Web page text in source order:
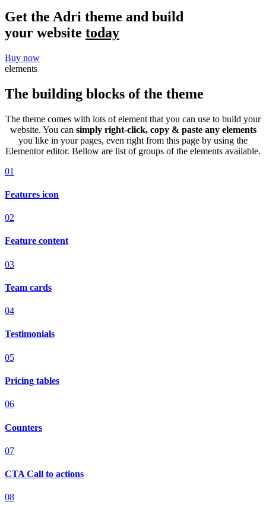
Get the Adri theme and build
your website today
Buy now
elements
The building blocks of the theme​
The theme comes with lots of element that you can use to build your
website. You can simply right-click, copy & paste any elements
you like in your pages, even right from this page by using the
Elementor editor. Bellow are list of groups of the elements available.
01
Features icon
02
Feature content
03
Team cards
04
Testimonials
05
Pricing tables
06
Counters
07
CTA Call to actions
08